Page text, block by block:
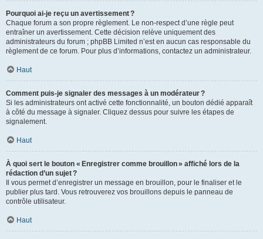
Pourquoi ai-je reçu un avertissement ?
Chaque forum a son propre règlement. Le non-respect d’une règle peut
entraîner un avertissement. Cette décision relève uniquement des
administrateurs du forum ; phpBB Limited n’est en aucun cas responsable du
règlement de ce forum. Pour plus d’informations, contactez un administrateur.
Haut
Comment puis-je signaler des messages à un modérateur ?
Si les administrateurs ont activé cette fonctionnalité, un bouton dédié apparaît
à côté du message à signaler. Cliquez dessus pour suivre les étapes de
signalement.
Haut
À quoi sert le bouton « Enregistrer comme brouillon » affiché lors de la
rédaction d’un sujet ?
Il vous permet d’enregistrer un message en brouillon, pour le finaliser et le
publier plus tard. Vous retrouverez vos brouillons depuis le panneau de
contrôle utilisateur.
Haut